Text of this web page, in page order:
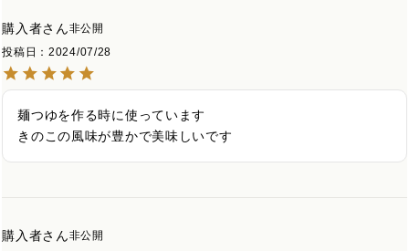
購入者
非公開
投稿日
2024/07/28
麺つゆを作る時に使っています
きのこの風味が豊かで美味しいです
購入者
非公開